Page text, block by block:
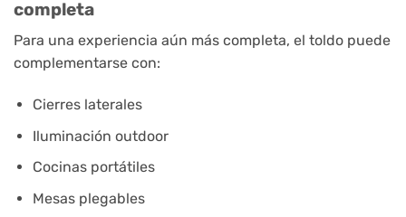
completa
Para una experiencia aún más completa, el toldo puede
complementarse con:
Cierres laterales
Iluminación outdoor
Cocinas portátiles
Mesas plegables